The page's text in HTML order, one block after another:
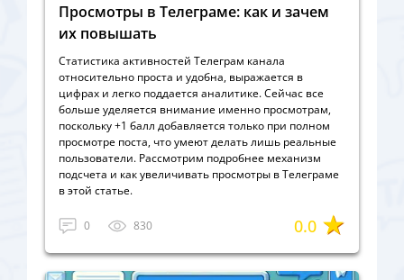
Просмотры в Телеграме: как и зачем
их повышать
Статистика активностей Телеграм канала
относительно проста и удобна, выражается в
цифрах и легко поддается аналитике. Сейчас все
больше уделяется внимание именно просмотрам,
поскольку +1 балл добавляется только при полном
просмотре поста, что умеют делать лишь реальные
пользователи. Рассмотрим подробнее механизм
подсчета и как увеличивать просмотры в Телеграме
в этой статье.
0 830 0.0